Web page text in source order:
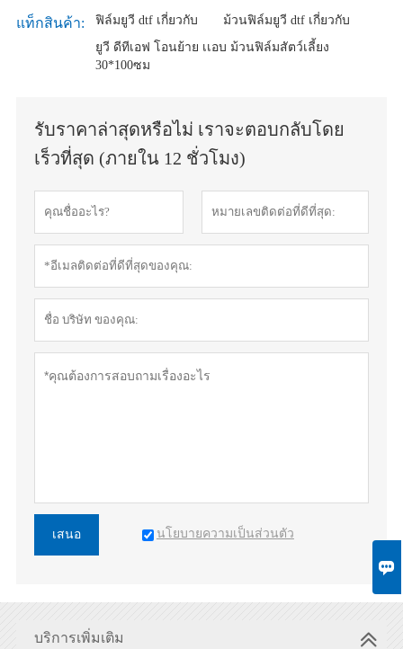

แท็กสินค้า: ฟิล์มยูวี dtf เกี่ยวกับ
ม้วนฟิล์มยูวี dtf เกี่ยวกับ
ยูวี ดีทีเอฟ โอนย้าย เเอบ ม้วนฟิล์มสัตว์เลี้ยง
30*100ซม
รับราคาล่าสุดหรือไม่ เราจะตอบกลับโดย
เร็วที่สุด (ภายใน 12 ชั่วโมง)
เสนอ นโยบายความเป็นส่วนตัว
บริการเพิ่มเติม